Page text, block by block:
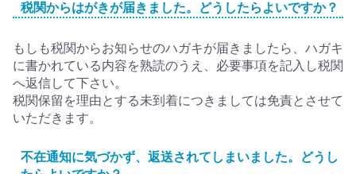
税関からはがきが届きました。どうしたらよいですか？
もしも税関からお知らせのハガキが届きましたら、ハガキ
に書かれている内容を熟読のうえ、必要事項を記入し税関
へ返信して下さい。
税関保留を理由とする未到着につきましては免責とさせて
いただきます。
不在通知に気づかず、返送されてしまいました。どうし